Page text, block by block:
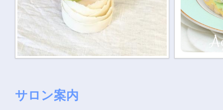
サロン案内